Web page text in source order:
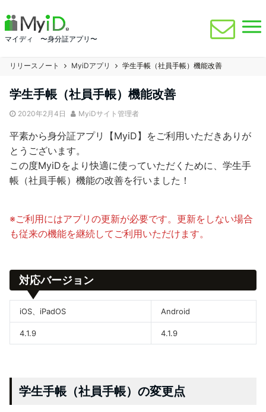
マイディ 〜身分証アプリ〜
リリースノート MyiDアプリ 学生手帳（社員手帳）機能改善
学生手帳（社員手帳）機能改善
2020年2月4日 MyiDサイト管理者
平素から身分証アプリ【MyiD】をご利用いただきありが
とうございます。
この度MyiDをより快適に使っていただくために、学生手
帳（社員手帳）機能の改善を行いました！
※ご利用にはアプリの更新が必要です。更新をしない場合
も従来の機能を継続してご利用いただけます。
対応バージョン
iOS、iPadOS Android
4.1.9 4.1.9
学生手帳（社員手帳）の変更点